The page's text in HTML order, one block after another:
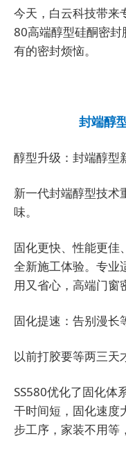
今天，白云科技带来
80高端醇型硅酮密
有的密封烦恼。
封端醇
醇型升级：封端醇型
新一代封端醇型技术
味。
固化更快、性能更佳
全新施工体验。专业
用又省心，高端门窗
固化提速：告别漫长
以前打胶要等两三天
SS580优化了固化体
干时间短，固化速度
步工序，家装不用等